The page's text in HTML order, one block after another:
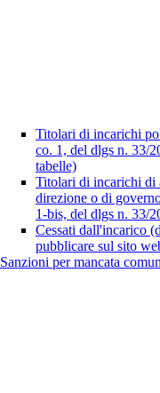
Titolari di incarichi
co. 1, del dlgs n. 33/
tabelle)
Titolari di incarichi di
direzione o di
1-bis, del dlgs n. 33/
Cessati dall'incarico
pubblicare sul sito
Sanzioni per mancata